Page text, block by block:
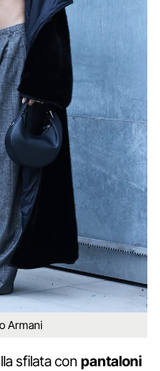
Armani
sfilata con pantaloni